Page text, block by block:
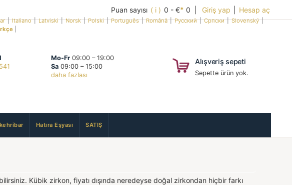
Puan sayısı ( i ) 0 - €* 0 | Giriş yap Hesap aç
|Italiano|Latviski|Norsk|Polski|Português|Română|Русский|Српски|Slovenský|
|
Mo-Fr09:00 – 19:00
Sa09:00 – 15:00
daha fazlası
Alışveriş sepeti
Sepette ürün yok.
kehribar Hatıra Eşyası SATIŞ
Kübik zirkon, fiyatı dışında neredeyse doğal zirkondan hiçbir farkı